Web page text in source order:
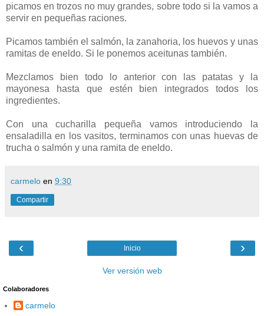
picamos en trozos no muy grandes, sobre todo si la vamos a
servir en pequeñas raciones.
Picamos también el salmón, la zanahoria, los huevos y unas
ramitas de eneldo. Si le ponemos aceitunas también.
Mezclamos bien todo lo anterior con las patatas y la
mayonesa hasta que estén bien integrados todos los
ingredientes.
Con una cucharilla pequeña vamos introduciendo la
ensaladilla en los vasitos, terminamos con unas huevas de
trucha o salmón y una ramita de eneldo.
carmelo en 9:30
Compartir
‹ ›
Inicio
Ver versión web
Colaboradores
carmelo